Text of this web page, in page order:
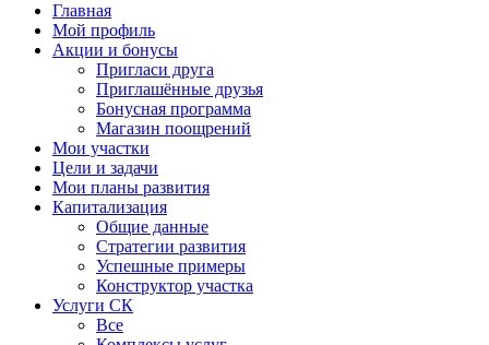
Главная
Мой профиль
Акции и бонусы
Пригласи друга
Приглашённые друзья
Бонусная программа
Магазин поощрений
Мои участки
Цели и задачи
Мои планы развития
Капитализация
Общие данные
Стратегии развития
Успешные примеры
Конструктор участка
Услуги СК
Все